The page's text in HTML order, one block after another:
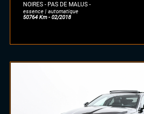
NOIRES - PAS DE MALUS -
essence | automatique
50764 Km - 02/2018